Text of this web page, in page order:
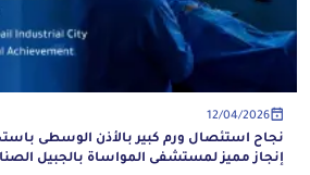
12/04/2026
نجاح استئصال ورم كبير بالأذن الوسطى
إنجاز مميز لمستشفى المواساة بالجبيل